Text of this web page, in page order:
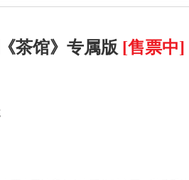
茶馆》专属版 [售票中]